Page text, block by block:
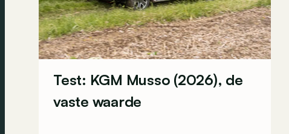
Test: KGM Musso (2026), de
vaste waarde